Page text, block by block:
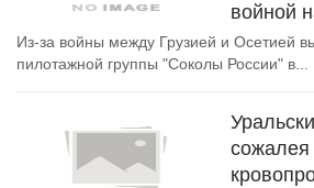
войной
Из-за войны между Грузией и Осетией
пилотажной группы "Соколы России" в...
сожалея